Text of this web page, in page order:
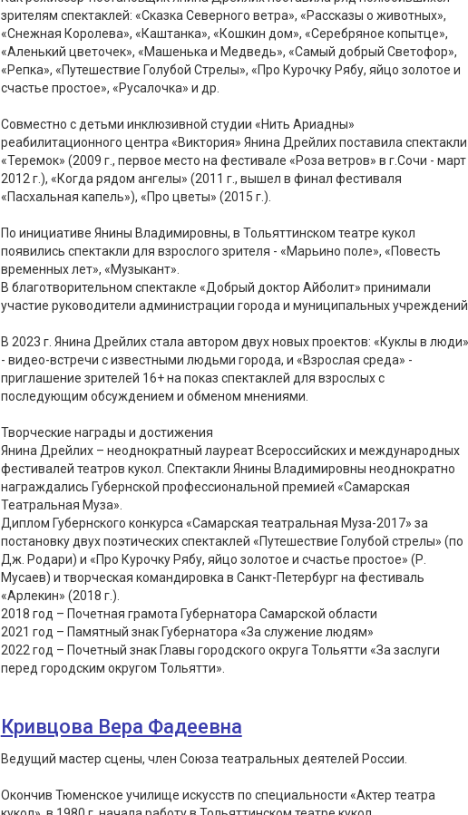
зрителям спектаклей: «Сказка Северного ветра», «Рассказы о животных»,
«Снежная Королева», «Каштанка», «Кошкин дом», «Серебряное копытце»,
«Аленький цветочек», «Машенька и Медведь», «Самый добрый Светофор»,
«Репка», «Путешествие Голубой Стрелы», «Про Курочку Рябу, яйцо золотое и
счастье простое», «Русалочка» и др.
Совместно с детьми инклюзивной студии «Нить Ариадны»
реабилитационного центра «Виктория» Янина Дрейлих поставила спектакли
«Теремок» (2009 г., первое место на фестивале «Роза ветров» в г.Сочи - март
2012 г.), «Когда рядом ангелы» (2011 г., вышел в финал фестиваля
«Пасхальная капель»), «Про цветы» (2015 г.).
По инициативе Янины Владимировны, в Тольяттинском театре кукол
появились спектакли для взрослого зрителя - «Марьино поле», «Повесть
временных лет», «Музыкант».
В благотворительном спектакле «Добрый доктор Айболит» принимали
участие руководители администрации города и муниципальных
В 2023 г. Янина Дрейлих стала автором двух новых проектов: «Куклы в люди»
- видео-встречи с известными людьми города, и «Взрослая среда» -
приглашение зрителей 16+ на показ спектаклей для взрослых с
последующим обсуждением и обменом мнениями.
Творческие награды и достижения
Янина Дрейлих – неоднократный лауреат Всероссийских и международных
фестивалей театров кукол. Спектакли Янины Владимировны неоднократно
награждались Губернской профессиональной премией «Самарская
Театральная Муза».
Диплом Губернского конкурса «Самарская театральная Муза-2017» за
постановку двух поэтических спектаклей «Путешествие Голубой стрелы» (по
Дж. Родари) и «Про Курочку Рябу, яйцо золотое и счастье простое» (Р.
Мусаев) и творческая командировка в Санкт-Петербург на фестиваль
«Арлекин» (2018 г.).
2018 год – Почетная грамота Губернатора Самарской области
2021 год – Памятный знак Губернатора «За служение людям»
2022 год – Почетный знак Главы городского округа Тольятти «За заслуги
перед городским округом Тольятти».
Кривцова Вера Фадеевна
Ведущий мастер сцены, член Союза театральных деятелей России.
Окончив Тюменское училище искусств по специальности «Актер театра